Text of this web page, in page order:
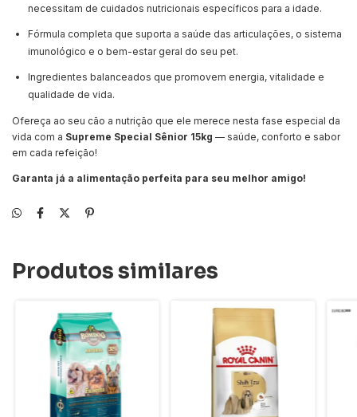
necessitam de cuidados nutricionais específicos para a idade.
Fórmula completa que suporta a saúde das articulações, o sistema
imunológico e o bem-estar geral do seu pet.
Ingredientes balanceados que promovem energia, vitalidade e
qualidade de vida.
Ofereça ao seu cão a nutrição que ele merece nesta fase especial da
vida com a Supreme Special Sênior 15kg — saúde, conforto e sabor
em cada refeição!
Garanta já a alimentação perfeita para seu melhor amigo!
Produtos similares